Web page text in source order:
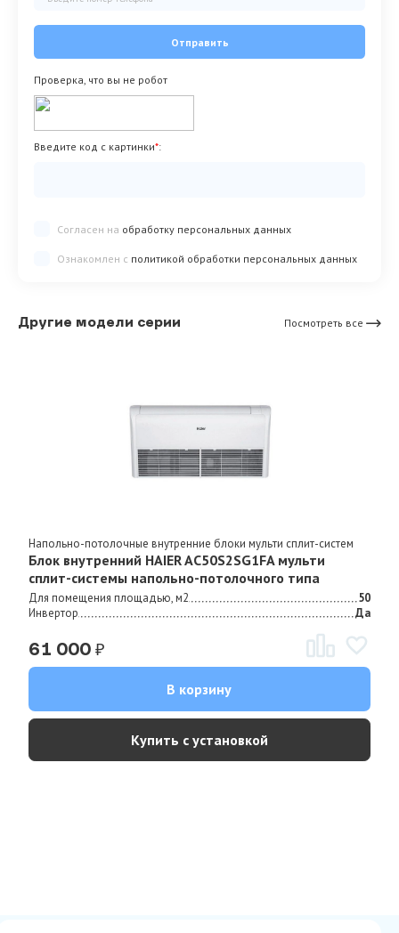
Отправить
Проверка, что вы не робот
Введите код с картинки*:
Согласен на обработку персональных данных
Ознакомлен с политикой обработки персональных данных
Другие модели серии Посмотреть все
Напольно-потолочные внутренние блоки мульти сплит-систем
Блок внутренний HAIER AC50S2SG1FA мульти
сплит-системы напольно-потолочного типа
Для помещения площадью, м2
50
Инвертор
Да
61 000 ₽
В корзину
Купить с установкой